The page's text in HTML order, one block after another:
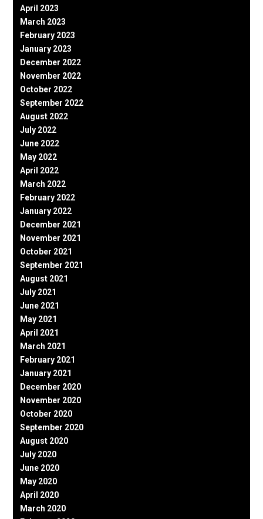
April 2023
March 2023
February 2023
January 2023
December 2022
November 2022
October 2022
September 2022
August 2022
July 2022
June 2022
May 2022
April 2022
March 2022
February 2022
January 2022
December 2021
November 2021
October 2021
September 2021
August 2021
July 2021
June 2021
May 2021
April 2021
March 2021
February 2021
January 2021
December 2020
November 2020
October 2020
September 2020
August 2020
July 2020
June 2020
May 2020
April 2020
March 2020